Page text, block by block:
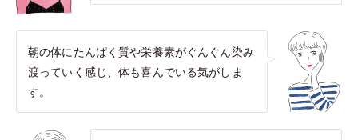
朝の体にたんぱく質や栄養素がぐんぐん染み
渡っていく感じ、体も喜んでいる気がしま
す。